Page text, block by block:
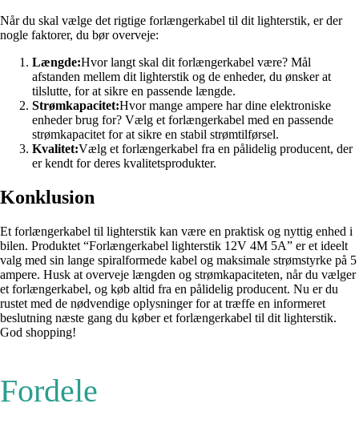
Når du skal vælge det rigtige forlængerkabel til dit lighterstik, er der
nogle faktorer, du bør overveje:
Længde:Hvor langt skal dit forlængerkabel være? Mål
afstanden mellem dit lighterstik og de enheder, du ønsker at
tilslutte, for at sikre en passende længde.
Strømkapacitet:Hvor mange ampere har dine elektroniske
enheder brug for? Vælg et forlængerkabel med en passende
strømkapacitet for at sikre en stabil strømtilførsel.
Kvalitet:Vælg et forlængerkabel fra en pålidelig producent, der
er kendt for deres kvalitetsprodukter.
Konklusion
Et forlængerkabel til lighterstik kan være en praktisk og nyttig enhed i
bilen. Produktet “Forlængerkabel lighterstik 12V 4M 5A” er et ideelt
valg med sin lange spiralformede kabel og maksimale strømstyrke på 5
ampere. Husk at overveje længden og strømkapaciteten, når du vælger
et forlængerkabel, og køb altid fra en pålidelig producent. Nu er du
rustet med de nødvendige oplysninger for at træffe en informeret
beslutning næste gang du køber et forlængerkabel til dit lighterstik.
God shopping!
Fordele